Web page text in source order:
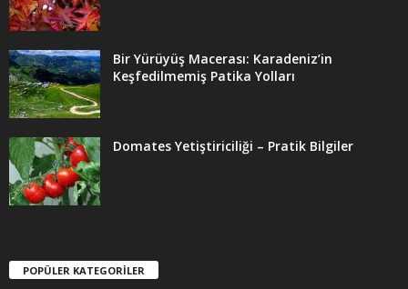
Bir Yürüyüş Macerası: Karadeniz’in
Keşfedilmemiş Patika Yolları
Domates Yetiştiriciliği – Pratik Bilgiler
POPÜLER KATEGORİLER